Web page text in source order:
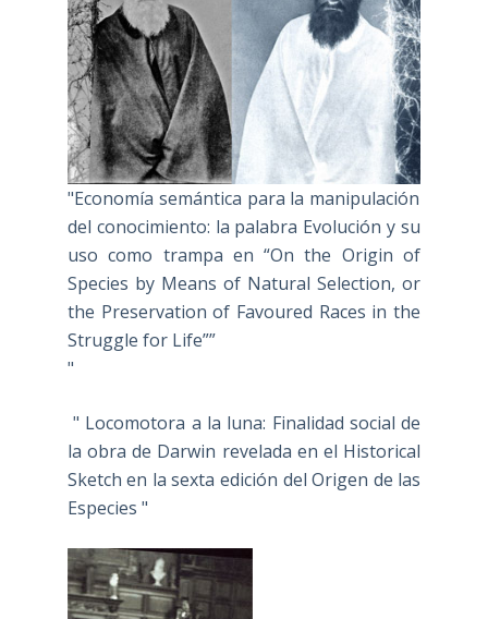
"Economía semántica para la manipulación
del conocimiento: la palabra Evolución y su
uso como trampa en “On the Origin of
Species by Means of Natural Selection, or
the Preservation of Favoured Races in the
Struggle for Life””
"
" Locomotora a la luna: Finalidad social de
la obra de Darwin revelada en el Historical
Sketch en la sexta edición del Origen de las
Especies "